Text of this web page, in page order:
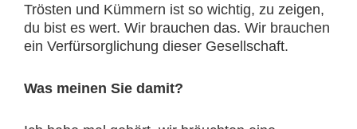
Trösten und Kümmern ist so wichtig, zu zeigen,
du bist es wert. Wir brauchen das. Wir brauchen
ein Verfürsorglichung dieser Gesellschaft.
Was meinen Sie damit?